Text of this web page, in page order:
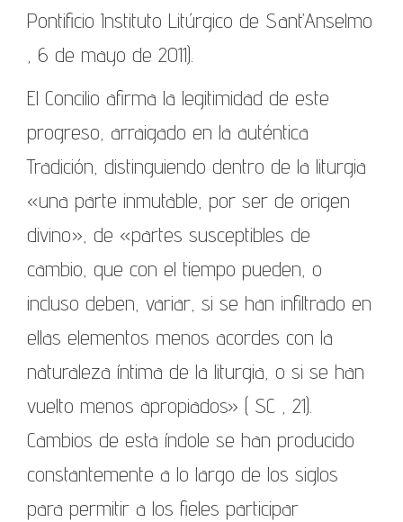
Pontificio Instituto Litúrgico de Sant’Anselmo
, 6 de mayo de 2011).
El Concilio afirma la legitimidad de este
progreso, arraigado en la auténtica
Tradición, distinguiendo dentro de la liturgia
«una parte inmutable, por ser de origen
divino», de «partes susceptibles de
cambio, que con el tiempo pueden, o
incluso deben, variar, si se han infiltrado en
ellas elementos menos acordes con la
naturaleza íntima de la liturgia, o si se han
vuelto menos apropiados» ( SC , 21).
Cambios de esta índole se han producido
constantemente a lo largo de los siglos
para permitir a los fieles participar